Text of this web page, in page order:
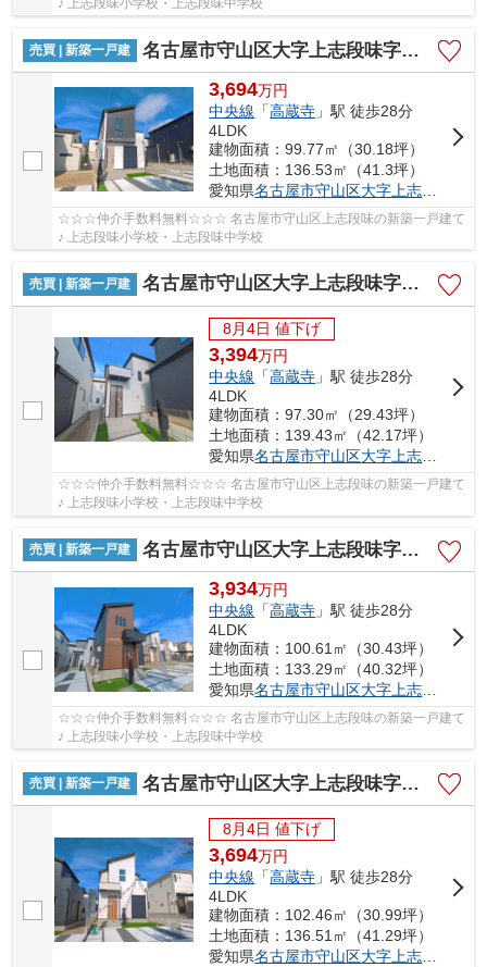
♪ 上志段味小学校・上志段味中学校
売買 | 新築一戸建 名古屋市守山区大字上志段味字東谷2087-73【仲介手数料無料】新築一戸建て 9号棟
3,694万円
中央線 「高蔵寺 」駅 徒歩28分
4LDK
建物面積：99.77㎡（30.18坪）
土地面積：136.53㎡（41.3坪）
愛知県名古屋市守山区大字上志段味
☆☆☆仲介手数料無料☆☆☆ 名古屋市守山区上志段味の新築一戸建て
♪ 上志段味小学校・上志段味中学校
売買 | 新築一戸建 名古屋市守山区大字上志段味字東谷2087-72【仲介手数料無料】新築一戸建て 10号棟
8月4日 値下げ
3,394万円
中央線 「高蔵寺 」駅 徒歩28分
4LDK
建物面積：97.30㎡（29.43坪）
土地面積：139.43㎡（42.17坪）
愛知県名古屋市守山区大字上志段味
☆☆☆仲介手数料無料☆☆☆ 名古屋市守山区上志段味の新築一戸建て
♪ 上志段味小学校・上志段味中学校
売買 | 新築一戸建 名古屋市守山区大字上志段味字東谷2087-71【仲介手数料無料】新築一戸建て 11号棟
3,934万円
中央線 「高蔵寺 」駅 徒歩28分
4LDK
建物面積：100.61㎡（30.43坪）
土地面積：133.29㎡（40.32坪）
愛知県名古屋市守山区大字上志段味
☆☆☆仲介手数料無料☆☆☆ 名古屋市守山区上志段味の新築一戸建て
♪ 上志段味小学校・上志段味中学校
売買 | 新築一戸建 名古屋市守山区大字上志段味字東谷2087-13【仲介手数料無料】新築一戸建て 12号棟
8月4日 値下げ
3,694万円
中央線 「高蔵寺 」駅 徒歩28分
4LDK
建物面積：102.46㎡（30.99坪）
土地面積：136.51㎡（41.29坪）
愛知県名古屋市守山区大字上志段味